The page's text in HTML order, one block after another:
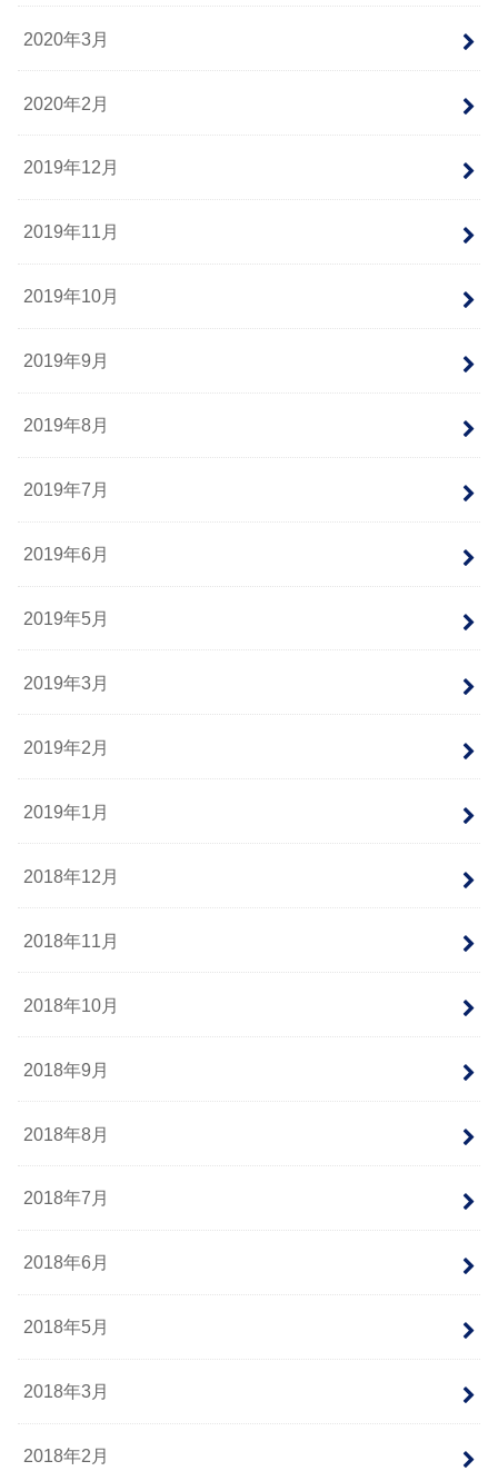
2020年3月
2020年2月
2019年12月
2019年11月
2019年10月
2019年9月
2019年8月
2019年7月
2019年6月
2019年5月
2019年3月
2019年2月
2019年1月
2018年12月
2018年11月
2018年10月
2018年9月
2018年8月
2018年7月
2018年6月
2018年5月
2018年3月
2018年2月